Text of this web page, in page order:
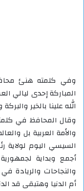
وفي كلمته هنئ
المباركة إحدى ليالي
الله علينا بالخير
وقال المحافظ في
والأمة العربية بل
السيسي اليوم لولاية
أجمع وبداية
والنجاحات والريادة
أم الدنيا وهتبقى قد